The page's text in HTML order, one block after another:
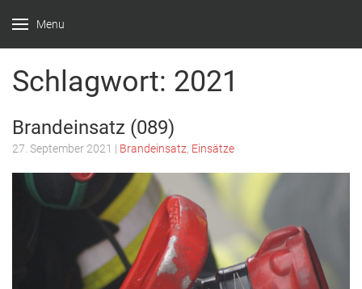
Menu
Witten –
Löscheinheit
Schlagwort: 2021
Brandeinsatz (089)
27. September 2021 | Brandeinsatz Einsätze